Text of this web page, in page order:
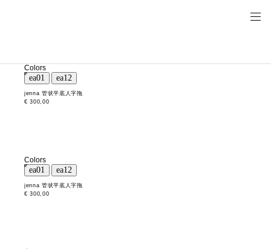
Colors
jenna 管状平底人字拖
€ 300,00
Colors
jenna 管状平底人字拖
€ 300,00